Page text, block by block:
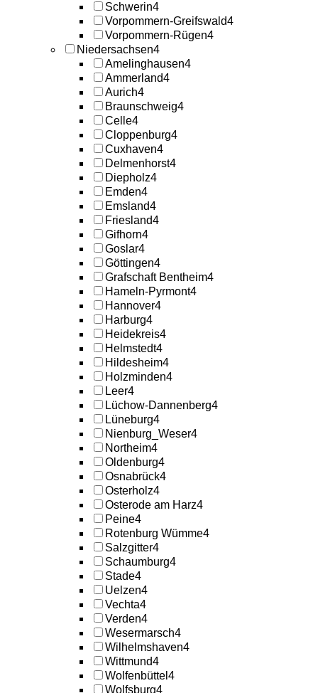
Schwerin4
Vorpommern-Greifswald4
Vorpommern-Rügen4
Niedersachsen4
Amelinghausen4
Ammerland4
Aurich4
Braunschweig4
Celle4
Cloppenburg4
Cuxhaven4
Delmenhorst4
Diepholz4
Emden4
Emsland4
Friesland4
Gifhorn4
Goslar4
Göttingen4
Grafschaft Bentheim4
Hameln-Pyrmont4
Hannover4
Harburg4
Heidekreis4
Helmstedt4
Hildesheim4
Holzminden4
Leer4
Lüchow-Dannenberg4
Lüneburg4
Nienburg_Weser4
Northeim4
Oldenburg4
Osnabrück4
Osterholz4
Osterode am Harz4
Peine4
Rotenburg Wümme4
Salzgitter4
Schaumburg4
Stade4
Uelzen4
Vechta4
Verden4
Wesermarsch4
Wilhelmshaven4
Wittmund4
Wolfenbüttel 4
Wolfsburg4